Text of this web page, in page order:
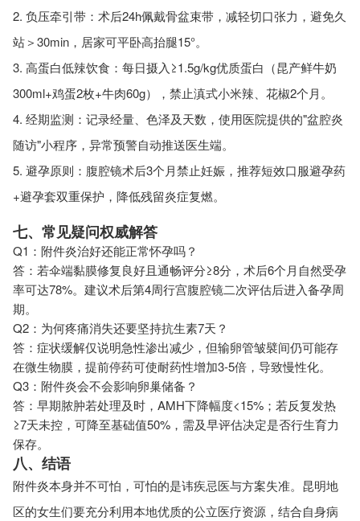
2. 负压牵引带：术后24h佩戴骨盆束带，减轻切口张力，避免久
站＞30min，居家可平卧高抬腿15°。
3. 高蛋白低辣饮食：每日摄入≥1.5g/kg优质蛋白（昆产鲜牛奶
300ml+鸡蛋2枚+牛肉60g），禁止滇式小米辣、花椒2个月。
4. 经期监测：记录经量、色泽及天数，使用医院提供的"盆腔炎
随访"小程序，异常预警自动推送医生端。
5. 避孕原则：腹腔镜术后3个月禁止妊娠，推荐短效口服避孕药
+避孕套双重保护，降低残留炎症复燃。
七、常见疑问权威解答
Q1：附件炎治好还能正常怀孕吗？
答：若伞端黏膜修复良好且通畅评分≥8分，术后6个月自然受孕
率可达78%。建议术后第4周行宫腹腔镜二次评估后进入备孕周
期。
Q2：为何疼痛消失还要坚持抗生素7天？
答：症状缓解仅说明急性渗出减少，但输卵管皱襞间仍可能存
在微生物膜，提前停药可使耐药性增加3-5倍，导致慢性化。
Q3：附件炎会不会影响卵巢储备？
答：早期脓肿若处理及时，AMH下降幅度<15%；若反复发热
≥7天未控，可降至基础值50%，需及早评估决定是否行生育力
保存。
八、结语
附件炎本身并不可怕，可怕的是讳疾忌医与方案失准。昆明地
区的女生们要充分利用本地优质的公立医疗资源，结合自身病